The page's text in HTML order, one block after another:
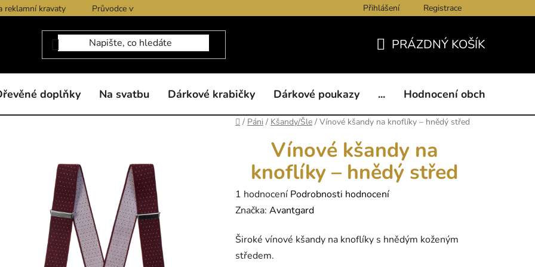
reklamní kravaty Průvodce výběrem produktů Kontakty Obchodní podmínky
Přihlášení Registrace
KOŠÍK
PRÁZDNÝ KOŠÍK
doplňky Na svatbu Dárkové krabičky Dárkové poukazy ... Hodnocení obchodu
Domů
/ Páni / Kšandy/Šle / Vínové kšandy na knoflíky – hnědý střed
Vínové kšandy na
knoflíky – hnědý střed
Průměrné
hodnocení
je
5,0
1 hodnocení Podrobnosti hodnocení
Značka: Avantgard
Široké vínové kšandy na knoflíky s hnědým koženým
středem.